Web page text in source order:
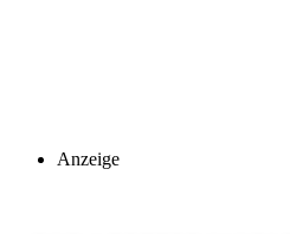
Anzeige